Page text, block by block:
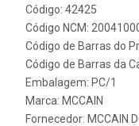
Código: 42425
Código NCM:
Código de Barras do
Código de Barras da
Embalagem: PC/1
Marca: MCCAIN
Fornecedor: MCCAIN